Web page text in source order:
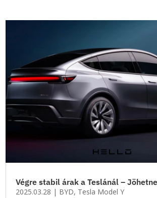
Végre stabil árak a Teslánál –
2025.03.28 | BYD, Tesla Model Y